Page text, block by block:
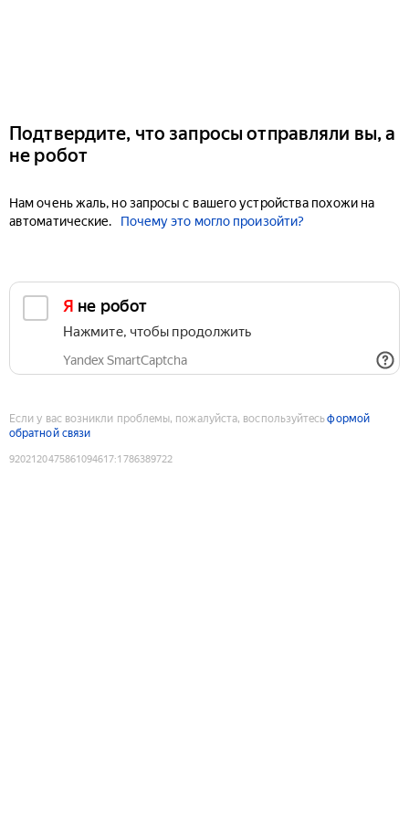
Подтвердите, что запросы отправляли вы, а
не робот
Нам очень жаль, но запросы с вашего устройства похожи на
автоматические.
Почему это могло произойти?
Я не робот
Нажмите, чтобы продолжить
Yandex SmartCaptcha
Если у вас возникли проблемы, пожалуйста, воспользуйтесьформой
обратной связи
9202120475861094617:1786389722